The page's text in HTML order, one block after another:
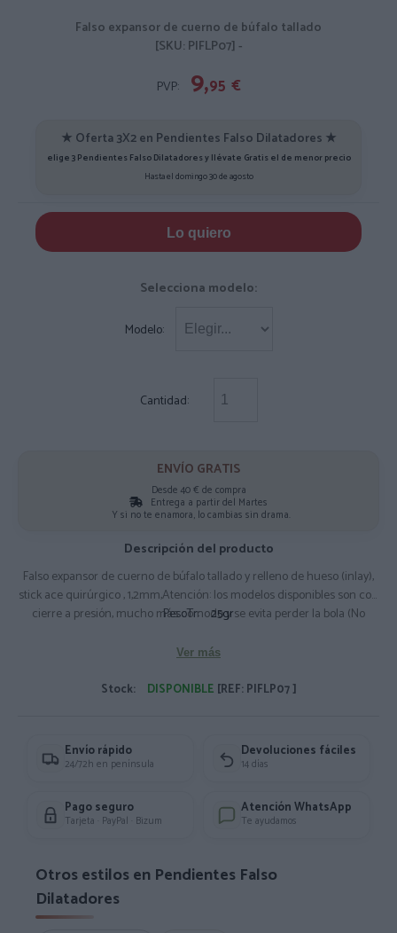
Falso expansor de cuerno de búfalo tallado
[SKU: PIFLP07] -
PVP:
9,95 €
★ Oferta 3X2 en Pendientes Falso Dilatadores ★
elige 3 Pendientes Falso Dilatadores y llévate Gratis el de menor precio
Hasta el domingo 30 de agosto
Lo quiero
Selecciona modelo:
Modelo:
Cantidad:
ENVÍO GRATIS
Desde 40 € de compra
Entrega a partir del Martes
Y si no te enamora, lo cambias sin drama.
Descripción del producto
Falso expansor de cuerno de búfalo tallado y relleno de hueso (inlay),
stick ace quirúrgico , 1,2mm,Atención: los modelos disponibles son con
cierre a presión, mucho más comodo y se evita perder la bola (No
PesoTr: 25gr
Ver más
Stock: DISPONIBLE [REF: PIFLP07 ]
Envío rápido
24/72h en península
Devoluciones fáciles
14 días
Pago seguro
Tarjeta · PayPal · Bizum
Atención WhatsApp
Te ayudamos
Otros estilos en Pendientes Falso
Dilatadores